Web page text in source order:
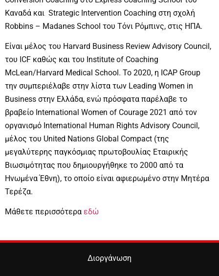
Καναδά και Strategic Intervention Coaching στη σχολή
Robbins – Madanes School του Τόνι Ρόμπινς, στις ΗΠΑ.
Είναι μέλος του Harvard Business Review Advisory Council,
του ICF καθώς και του Institute of Coaching
McLean/Harvard Medical School. To 2020, η ICAP Group
την συμπεριέλαβε στην λίστα των Leading Women in
Business στην Ελλάδα, ενώ πρόσφατα παρέλαβε το
βραβείο International Women of Courage 2021 από τον
οργανισμό International Human Rights Advisory Council,
μέλος του United Nations Global Compact (της
μεγαλύτερης παγκόσμιας πρωτοβουλίας Εταιρικής
Βιωσιμότητας που δημιουργήθηκε το 2000 από τα
Ηνωμένα Έθνη), το οποίο είναι αφιερωμένο στην Μητέρα
Τερέζα.
Μάθετε περισσότερα εδώ
Διοργάνωση